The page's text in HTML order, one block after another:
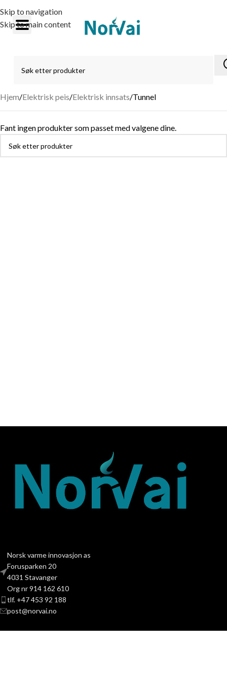
Skip to navigation
Skip to main content
Hjem Elektrisk peis Elektrisk innsats Tunnel
Fant ingen produkter som passet med valgene dine.
Norsk varme innovasjon as
Forusparken 20
4031 Stavanger
Org nr 914 162 610
tlf. +47 453 92 188
post@norvai.no